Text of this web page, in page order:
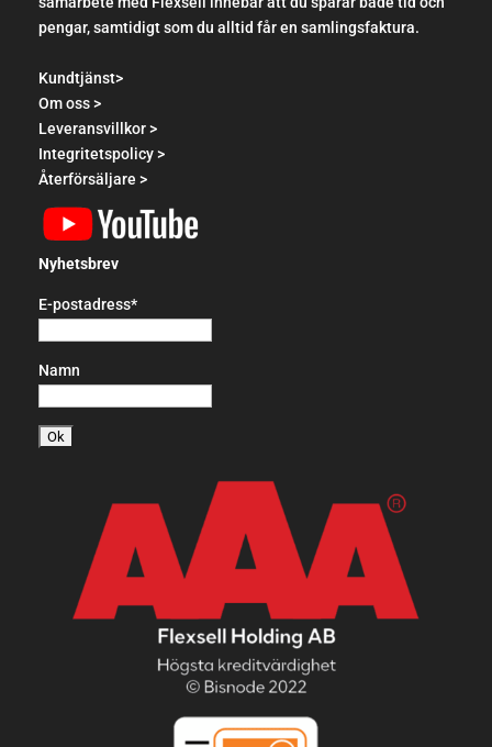
pengar, samtidigt som du alltid får en samlingsfaktura.
Kundtjänst>
Om oss >
Leveransvillkor >
Integritetspolicy >
Återförsäljare >
Nyhetsbrev
E-postadress*
Namn